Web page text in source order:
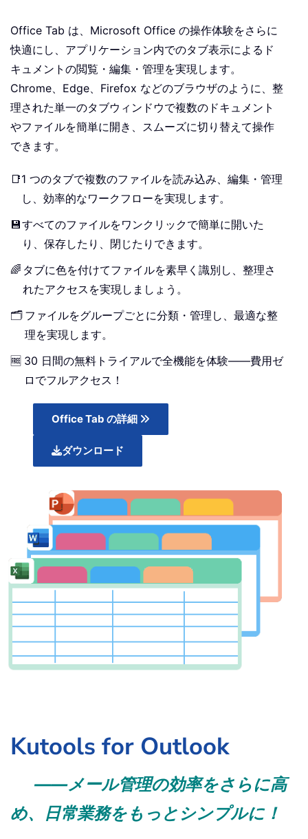
Office Tab は、Microsoft Office の操作体験をさらに
快適にし、アプリケーション内でのタブ表示によるド
キュメントの閲覧・編集・管理を実現します。
Chrome、Edge、Firefox などのブラウザのように、整
理された単一のタブウィンドウで複数のドキュメント
やファイルを簡単に開き、スムーズに切り替えて操作
できます。
📑1 つのタブで複数のファイルを読み込み、編集・管理
し、効率的なワークフローを実現します。
💾すべてのファイルをワンクリックで簡単に開いた
り、保存したり、閉じたりできます。
🌈 タブに色を付けてファイルを素早く識別し、整理さ
れたアクセスを実現しましょう。
🗂️ ファイルをグループごとに分類・管理し、最適な整
理を実現します。
🆓 30 日間の無料トライアルで全機能を体験——費用ゼ
ロでフルアクセス！
Office Tab の詳細
ダウンロード
Kutools for Outlook
――メール管理の効率をさらに高
め、日常業務をもっとシンプルに！